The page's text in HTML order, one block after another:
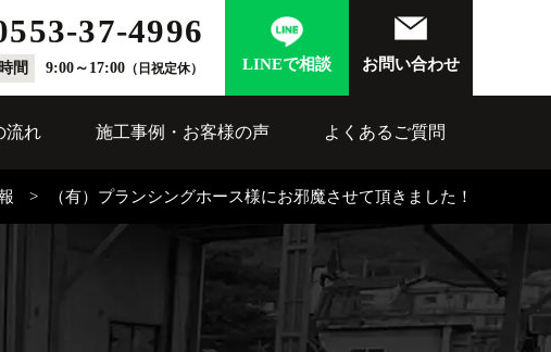
37-4996
間 9:00～17:00 （日祝定休） LINEで相談 お問い合わせ
流れ 施工事例・お客様の声 よくあるご質問
（有）プランシングホース様にお邪魔させて頂きました！